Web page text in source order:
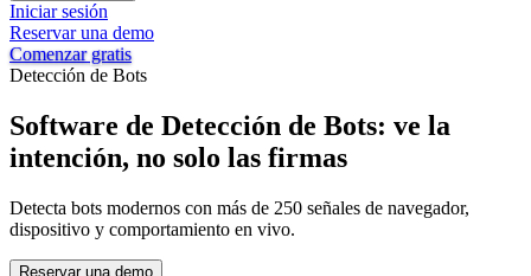
Iniciar sesión
Reservar una demo
Comenzar gratis
Detección de Bots
Software de Detección de Bots: ve la
intención, no solo las firmas
Detecta bots modernos con más de 250 señales de navegador,
dispositivo y comportamiento en vivo.
Reservar una demo